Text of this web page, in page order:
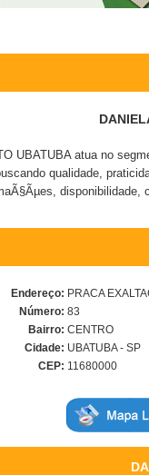
UBATUBA atua no
qualidade,
disponibilidade,
Endereço: PRACA
Número: 83
Bairro: CENTRO
Cidade: UBATUBA - SP
CEP: 11680000